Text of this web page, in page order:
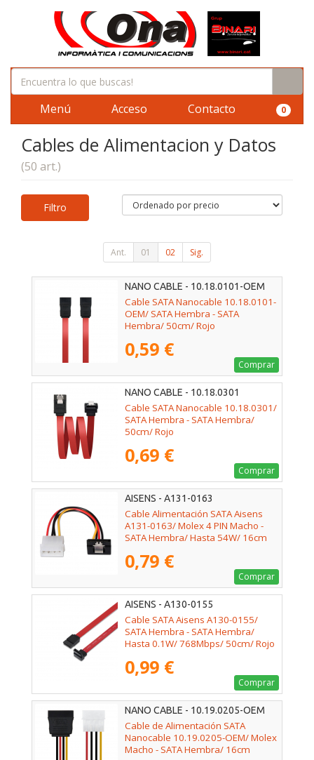
Menú Acceso Contacto 0
Cables de Alimentacion y Datos
(50 art.)
Filtro
Ant. 01 02 Sig.
NANO CABLE - 10.18.0101-OEM
Cable SATA Nanocable 10.18.0101-
OEM/ SATA Hembra - SATA
Hembra/ 50cm/ Rojo
0,59 €
Comprar
NANO CABLE - 10.18.0301
Cable SATA Nanocable 10.18.0301/
SATA Hembra - SATA Hembra/
50cm/ Rojo
0,69 €
Comprar
AISENS - A131-0163
Cable Alimentación SATA Aisens
A131-0163/ Molex 4 PIN Macho -
SATA Hembra/ Hasta 54W/ 16cm
0,79 €
Comprar
AISENS - A130-0155
Cable SATA Aisens A130-0155/
SATA Hembra - SATA Hembra/
Hasta 0.1W/ 768Mbps/ 50cm/ Rojo
0,99 €
Comprar
NANO CABLE - 10.19.0205-OEM
Cable de Alimentación SATA
Nanocable 10.19.0205-OEM/ Molex
Macho - SATA Hembra/ 16cm